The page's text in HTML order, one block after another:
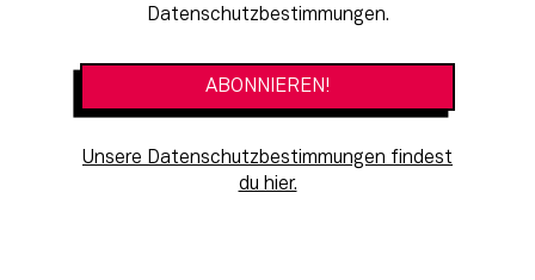
Datenschutzbestimmungen.
Unsere Datenschutzbestimmungen findest
du hier.